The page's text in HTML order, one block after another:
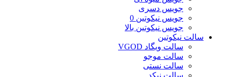
جویس دسری
جویس نیکوتین 0
جویس نیکوتین بالا
سالت نیکوتین
سالت ویگاد VGOD
سالت موجو
سالت نستی
سالت نیکد